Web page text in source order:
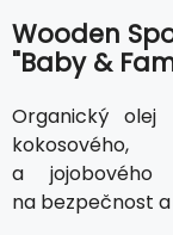
Wooden
"Baby &
Organický olej
kokosového,
a
na bezpečnost